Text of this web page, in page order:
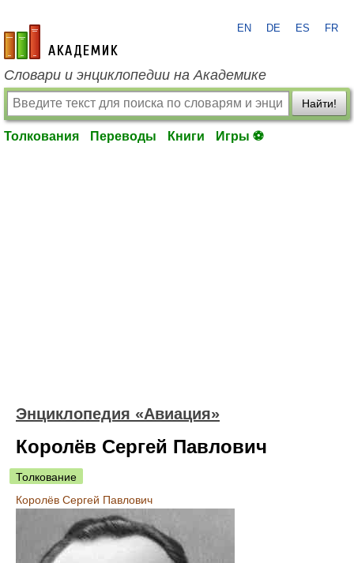
academic.ru
EN DE ES FR
Словари и энциклопедии на Академике
Найти!
Толкования Переводы Книги Игры ⚽
Энциклопедия «Авиация»
Королёв Сергей Павлович
Толкование
Королёв Сергей Павлович